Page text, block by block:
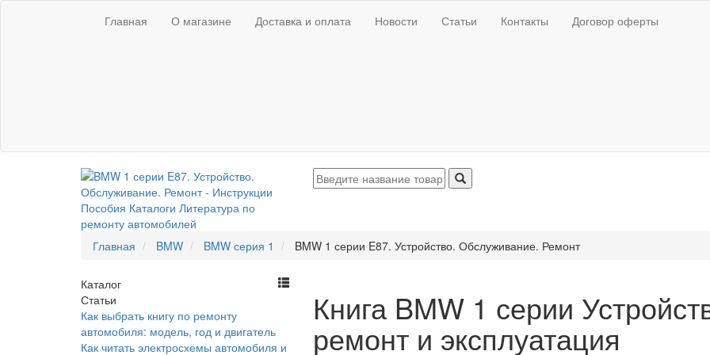
Главная О магазине Доставка и оплата Новости Статьи Контакты Договор оферты
Главная BMW BMW серия 1 BMW 1 серии E87. Устройство. Обслуживание. Ремонт
Каталог
Статьи
Как выбрать книгу по ремонту
автомобиля: модель, год и двигатель
Как читать электросхемы автомобиля и
Книга BMW 1 серии
ремонт и эксплуатация